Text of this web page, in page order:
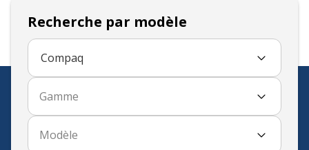
Recherche par modèle
Compaq
Gamme
Modèle